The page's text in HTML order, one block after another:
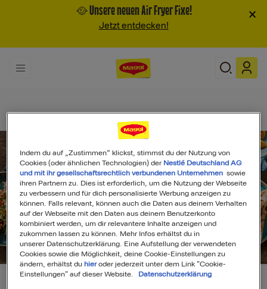
🥘 Unsere neuen Air Fryer Fixe!
Jetzt entdecken!
×
Search
Indem du auf „Zustimmen“ klickst, stimmst du der Nutzung von
Cookies (oder ähnlichen Technologien) der Nestlé Deutschland AG
und mit ihr gesellschaftsrechtlich verbundenen Unternehmen sowie
ihren Partnern zu. Dies ist erforderlich, um die Nutzung der Webseite
zu verbessern und für dich personalisierte Werbung anzeigen zu
können. Falls relevant, können auch die Daten aus deinem Verhalten
auf der Webseite mit den Daten aus deinem Benutzerkonto
kombiniert werden, um dir relevantere Inhalte anzeigen und
zukommen lassen zu können. Mehr Infos erhältst du in
unserer Datenschutzerklärung. Eine Aufstellung der verwendeten
Cookies sowie die Möglichkeit, deine Cookie-Einstellungen zu
ändern, erhältst duhieroder jederzeit unter dem Link "Cookie-
Einstellungen" auf dieser Website.
Datenschutzerklärung